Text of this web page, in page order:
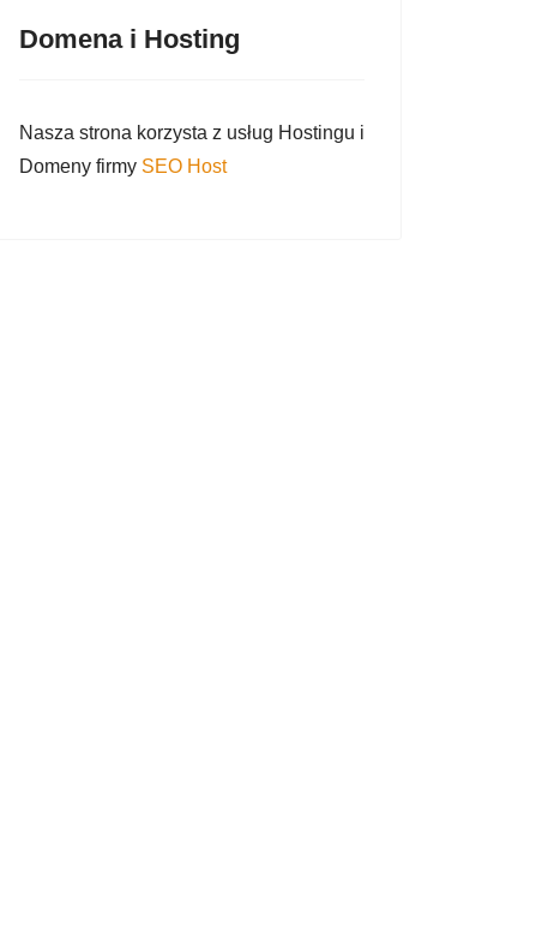
Domena i Hosting
Nasza strona korzysta z usług Hostingu i
Domeny firmy SEO Host